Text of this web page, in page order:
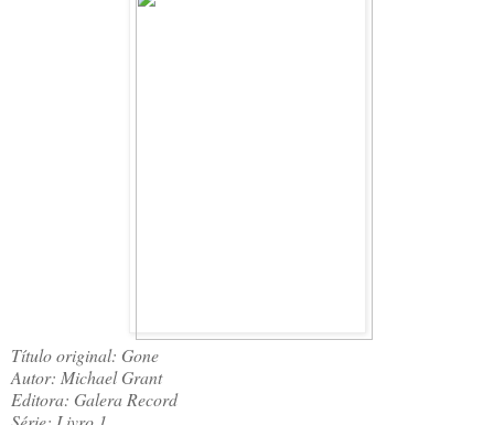
Título original: Gone
Autor: Michael Grant
Editora: Galera Record